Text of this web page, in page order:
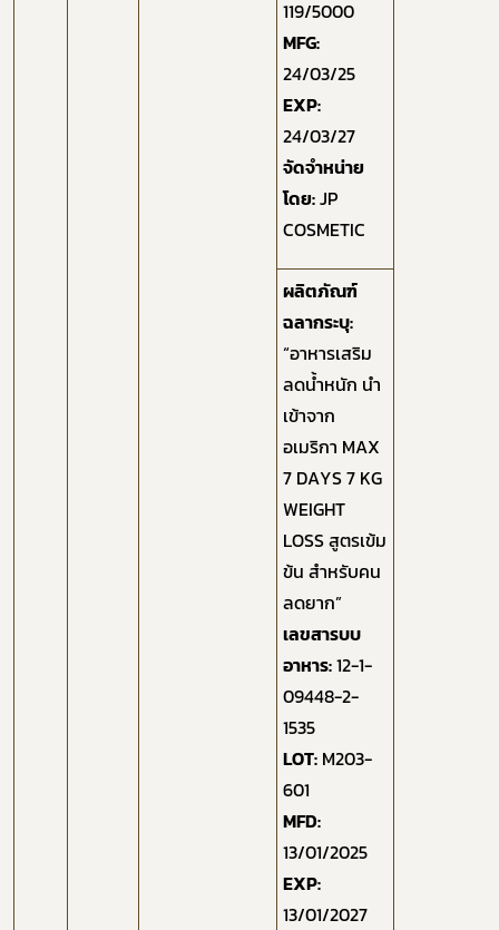
119/5000
MFG:
24/03/25
EXP:
24/03/27
จัดจำหน่าย
โดย:JP
COSMETIC
ผลิตภัณฑ์
ฉลากระบุ:
“อาหารเสริม
ลดน้ำหนัก นำ
เข้าจาก
อเมริกา MAX
7 DAYS 7 KG
WEIGHT
LOSS สูตรเข้ม
ข้น สำหรับคน
ลดยาก”
เลขสารบบ
อาหาร:12-1-
09448-2-
1535
LOT: M203-
601
MFD:
13/01/2025
EXP:
13/01/2027